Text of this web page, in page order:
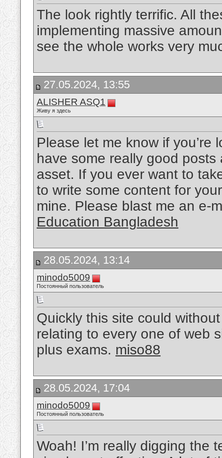
The look rightly terrific. All
implementing massive
see the whole works very
27.05.2024, 13:55
ALISHER ASQ1
Живу я здесь
Please let me know if you’re
have some really good
asset. If you ever want to
to write some content for
mine. Please blast me an e-
Education Bangladesh
28.05.2024, 13:14
minodo5009
Постоянный пользователь
Quickly this site could
relating to every one of web
plus exams. miso88
28.05.2024, 17:04
minodo5009
Постоянный пользователь
Woah! I’m really digging the